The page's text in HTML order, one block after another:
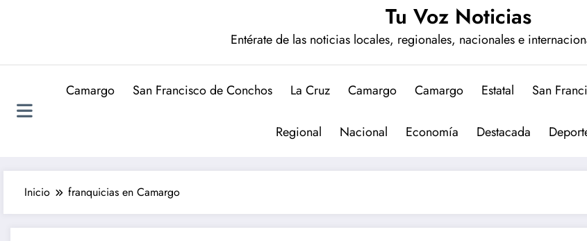
Tu Voz Noticias
Entérate de las noticias locales, regionales, nacionales e
Camargo San Francisco de Conchos La Cruz Camargo Camargo Estatal San
Regional Nacional Economía Destacada
Inicio franquicias en Camargo